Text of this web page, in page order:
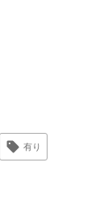
有り